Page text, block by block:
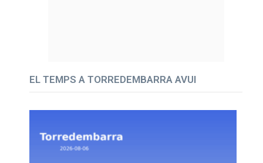
EL TEMPS A TORREDEMBARRA AVUI